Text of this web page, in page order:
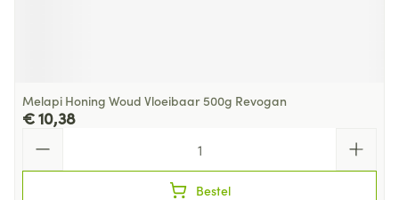
Melapi Honing Woud Vloeibaar 500g Revogan
€ 10,38
Bestel